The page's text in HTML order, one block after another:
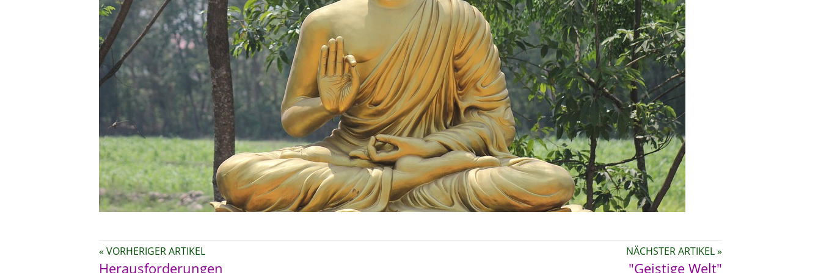
« VORHERIGER ARTIKEL
Herausforderungen
NÄCHSTER ARTIKEL »
"Geistige Welt"